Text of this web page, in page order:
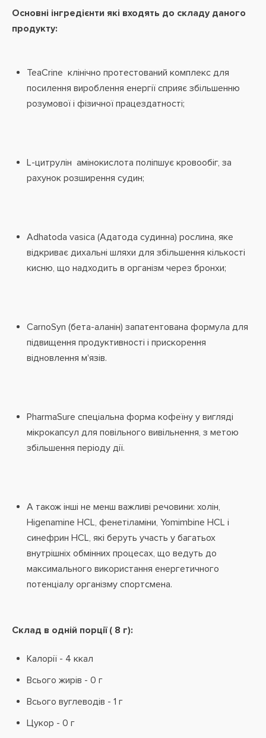
Основні інгредієнти які входять до складу даного
продукту:
TeaCrine клінічно протестований комплекс для
посилення вироблення енергії сприяє збільшенню
розумової і фізичної працездатності;
L-цитрулін амінокислота поліпшує кровообіг, за
рахунок розширення судин;
Adhatoda vasica (Адатода судинна) рослина, яке
відкриває дихальні шляхи для збільшення кількості
кисню, що надходить в організм через бронхи;
CarnoSyn (бета-аланін) запатентована формула для
підвищення продуктивності і прискорення
відновлення м'язів.
PharmaSure спеціальна форма кофеїну у вигляді
мікрокапсул для повільного вивільнення, з метою
збільшення періоду дії.
А також інші не менш важливі речовини: холін,
Higenamine HCL, фенетіламіни, Yomimbine HCL і
синефрин HCL, які беруть участь у багатьох
внутрішніх обмінних процесах, що ведуть до
максимального використання енергетичного
потенціалу організму спортсмена.
Склад в одній порції ( 8 г):
Калорії - 4 ккал
Всього жирів - 0 г
Всього вуглеводів - 1 г
Цукор - 0 г